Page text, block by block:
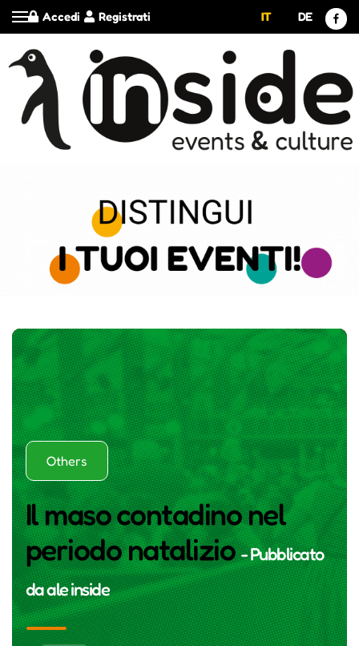
Registrati
Accedi IT DE
Others
Il maso contadino nel
periodo natalizio- Pubblicato
daale inside